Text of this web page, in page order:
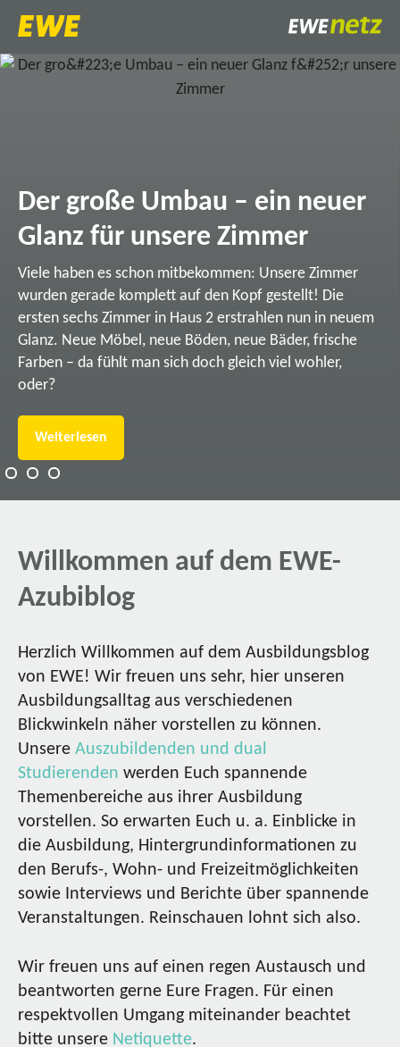
Der große Umbau – ein neuer
Glanz für unsere Zimmer
Viele haben es schon mitbekommen: Unsere Zimmer
wurden gerade komplett auf den Kopf gestellt! Die
ersten sechs Zimmer in Haus 2 erstrahlen nun in neuem
Glanz. Neue Möbel, neue Böden, neue Bäder, frische
Farben – da fühlt man sich doch gleich viel wohler,
oder?
Weiterlesen
Willkommen auf dem EWE-
Azubiblog
Herzlich Willkommen auf dem Ausbildungsblog
von EWE! Wir freuen uns sehr, hier unseren
Ausbildungsalltag aus verschiedenen
Blickwinkeln näher vorstellen zu können.
Unsere Auszubildenden und dual
Studierenden werden Euch spannende
Themenbereiche aus ihrer Ausbildung
vorstellen. So erwarten Euch u. a. Einblicke in
die Ausbildung, Hintergrundinformationen zu
den Berufs-, Wohn- und Freizeitmöglichkeiten
sowie Interviews und Berichte über spannende
Veranstaltungen. Reinschauen lohnt sich also.
Wir freuen uns auf einen regen Austausch und
beantworten gerne Eure Fragen. Für einen
respektvollen Umgang miteinander beachtet
bitte unsere Netiquette.